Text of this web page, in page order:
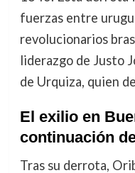
fuerzas entre
revolucionarios
liderazgo de Justo
de Urquiza, quien
El exilio en
continuación
Tras su derrota,